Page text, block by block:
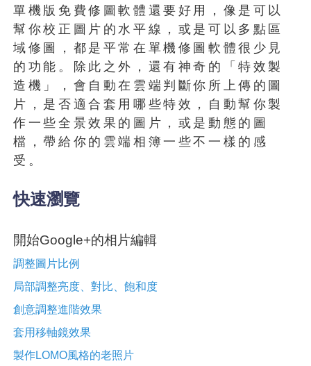
單機版免費修圖軟體還要好用，像是可以
幫你校正圖片的水平線，或是可以多點區
域修圖，都是平常在單機修圖軟體很少見
的功能。除此之外，還有神奇的「特效製
造機」，會自動在雲端判斷你所上傳的圖
片，是否適合套用哪些特效，自動幫你製
作一些全景效果的圖片，或是動態的圖
檔，帶給你的雲端相簿一些不一樣的感
受。
快速瀏覽
開始Google+的相片編輯
調整圖片比例
局部調整亮度、對比、飽和度
創意調整進階效果
套用移軸鏡效果
製作LOMO風格的老照片